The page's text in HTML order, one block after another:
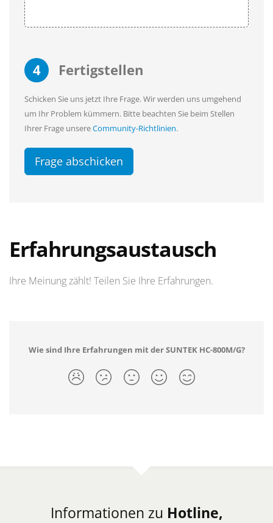
4 Fertigstellen
Schicken Sie uns jetzt Ihre Frage. Wir werden uns umgehend
um Ihr Problem kümmern. Bitte beachten Sie beim Stellen
Ihrer Frage unsereCommunity-Richtlinien.
Frage abschicken
Erfahrungsaustausch
Ihre Meinung zählt! Teilen Sie Ihre Erfahrungen.
Wie sind Ihre Erfahrungen mit der SUNTEK HC-800M/G?
Informationen zu Hotline,